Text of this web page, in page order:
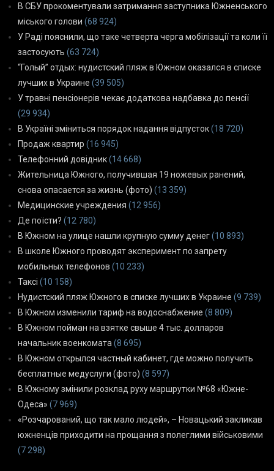
В СБУ прокоментували затримання заступника Южненського
міського голови (68 924)
У Раді пояснили, що таке четверта черга мобілізації та коли її
застосують (63 724)
“Голый” отдых: нудистский пляж в Южном оказался в списке
лучших в Украине (39 505)
У травні пенсіонерів чекає додаткова надбавка до пенсії
(29 934)
В Україні зміниться порядок надання відпусток(18 720)
Продаж квартир (16 945)
Телефонний довідник(14 668)
Жительница Южного, получившая 19 ножевых ранений,
снова опасается за жизнь (фото) (13 359)
Медицинские учреждения (12 956)
Де поїсти? (12 780)
В Южном на улице нашли крупную сумму денег(10 893)
В школе Южного проводят эксперимент по запрету
мобильных телефонов (10 233)
Таксі (10 158)
Нудистский пляж Южного в списке лучших в Украине (9 739)
В Южном изменили тариф на водоснабжение (8 809)
В Южном пойман на взятке свыше 4 тыс. долларов
начальник военкомата (8 695)
В Южном открылся частный кабинет, где можно получить
бесплатные медуслуги (фото) (8 597)
В Южному змінили розклад руху маршрутки №68 «Южне-
Одеса» (7 969)
«Розчарований, що так мало людей», – Новацький закликав
южненців приходити на прощання з полеглими військовими
(7 298)